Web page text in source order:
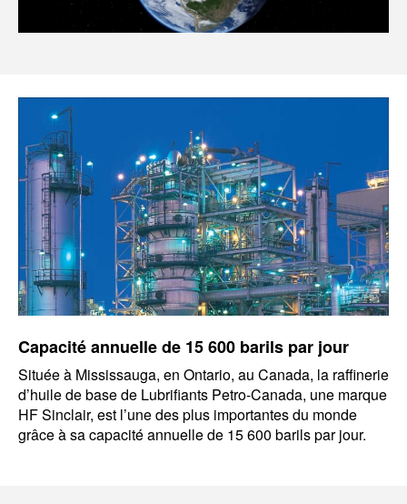
Capacité annuelle de 15 600 barils par jour
Située à Mississauga, en Ontario, au Canada, la raffinerie
d’huile de base de Lubrifiants Petro-Canada, une marque
HF Sinclair, est l’une des plus importantes du monde
grâce à sa capacité annuelle de 15 600 barils par jour.